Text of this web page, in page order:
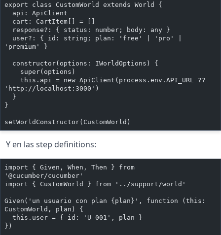
export class CustomWorld extends World {
  api: ApiClient
  cart: CartItem[] = []
  response?: { status: number; body: any }
'premium' }
  constructor(options: IWorldOptions) {
    super(options)
'http://localhost:3000')
  }
}
setWorldConstructor(CustomWorld)
Y en las step definitions:
import { Given, When, Then } from
'@cucumber/cucumber'
import { CustomWorld } from '../support/world'
Given('un usuario con plan {plan}', function (this:
CustomWorld, plan) {
  this.user = { id: 'U-001', plan }
})